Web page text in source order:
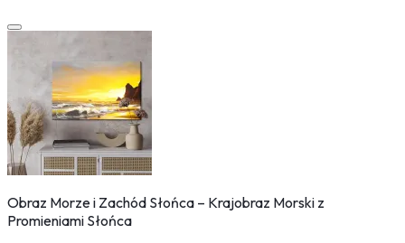
Obraz Morze i Zachód Słońca – Krajobraz Morski z
Promieniami Słońca